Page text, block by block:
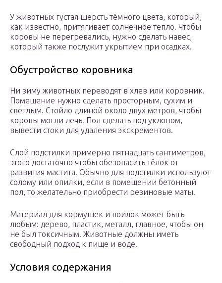
У животных густая шерсть тёмного цвета, который,
как известно, притягивает солнечное тепло. Чтобы
коровы не перегревались, нужно сделать навес,
который также послужит укрытием при осадках.
Обустройство коровника
Ни зиму животных переводят в хлев или коровник.
Помещение нужно сделать просторным, сухим и
светлым. Стойло длиной около двух метров, чтобы
коровы могли лечь. Пол сделать под уклоном,
вывести стоки для удаления экскрементов.
Слой подстилки примерно пятнадцать сантиметров,
этого достаточно чтобы обезопасить тёлок от
развития мастита. Обычно для подстилки используют
солому или опилки, если в помещении бетонный
пол, то желательно приобрести резиновые маты.
Материал для кормушек и поилок может быть
любым: дерево, пластик, металл, главное, чтобы он
не был токсичным. Животные должны иметь
свободный подход к пище и воде.
Условия содержания